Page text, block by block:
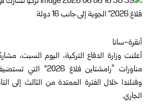
أنقرة-سانا
أعلنت وزارة الدفاع التركية، اليوم السبت،
مناورات “رامشتاين فلاغ
وفنلندا خلال الفترة الممتدة من الثالث إلى
الجاري.